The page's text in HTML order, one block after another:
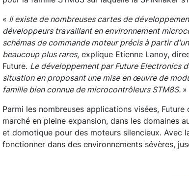
« Il existe de nombreuses cartes de
développeurs travaillant en environnement
schémas de commande moteur précis à partir
beaucoup plus rares, explique Etienne Lanoy,
Future. Le développement par Future Electronics
situation en proposant une mise en œuvre de
famille bien connue de microcontrôleurs STM8S. »
Parmi les nombreuses applications visées,
marché en pleine expansion, dans les domaines
et domotique pour des moteurs silencieux. Avec
fonctionner dans des environnements sévères,